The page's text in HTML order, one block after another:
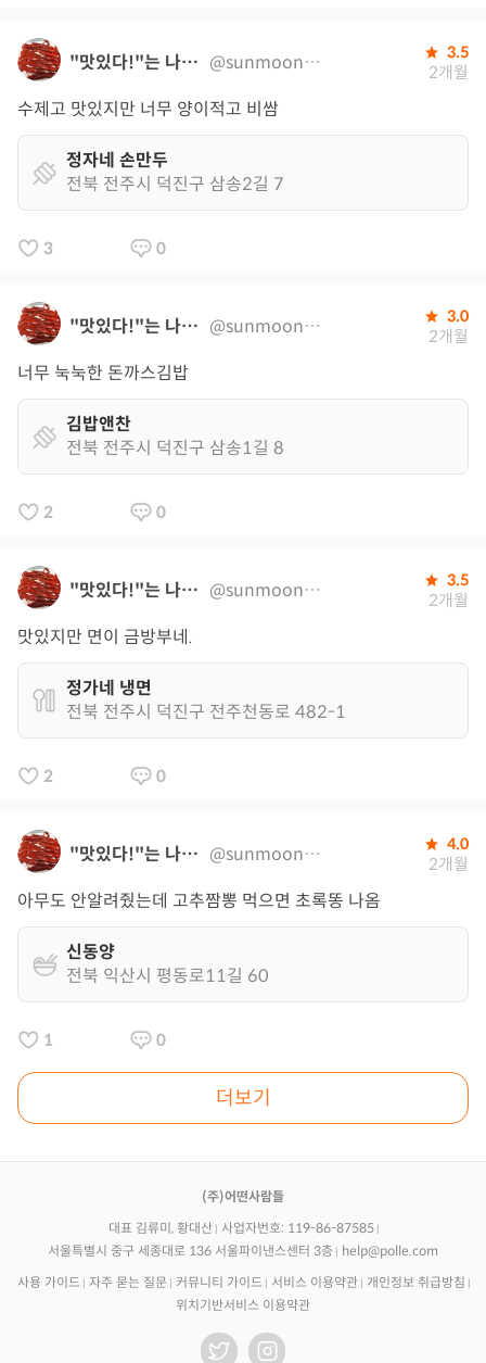
"맛있다!"는 나의 지도 @sunmoon0320 3.5
2개월
수제고 맛있지만 너무 양이적고 비쌈
정자네 손만두
전북 전주시 덕진구 삼송2길 7
3 0
"맛있다!"는 나의 지도 @sunmoon0320 3.0
2개월
너무 눅눅한 돈까스김밥
김밥앤찬
전북 전주시 덕진구 삼송1길 8
2 0
"맛있다!"는 나의 지도 @sunmoon0320 3.5
2개월
맛있지만 면이 금방부네.
정가네 냉면
전북 전주시 덕진구 전주천동로 482-1
2 0
"맛있다!"는 나의 지도 @sunmoon0320 4.0
2개월
아무도 안알려줬는데 고추짬뽕 먹으면 초록똥 나옴
신동양
전북 익산시 평동로11길 60
1 0
더보기
(주)어떤사람들
대표 김류미, 황대산
사업자번호: 119-86-87585
서울특별시 중구 세종대로 136 서울파이낸스센터 3층
help@polle.com
사용 가이드 자주 묻는 질문 커뮤니티 가이드 서비스 이용약관
개인정보 취급방침
위치기반서비스 이용약관